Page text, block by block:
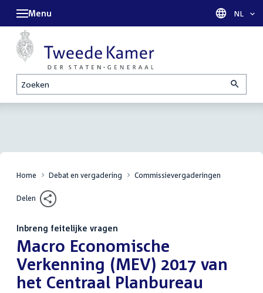
Zoeken
Menu Taal
NL
Home Debat en vergadering Commissievergaderingen
Delen
Inbreng feitelijke vragen
:Macro Economische
Verkenning (MEV) 2017 van
het Centraal Planbureau